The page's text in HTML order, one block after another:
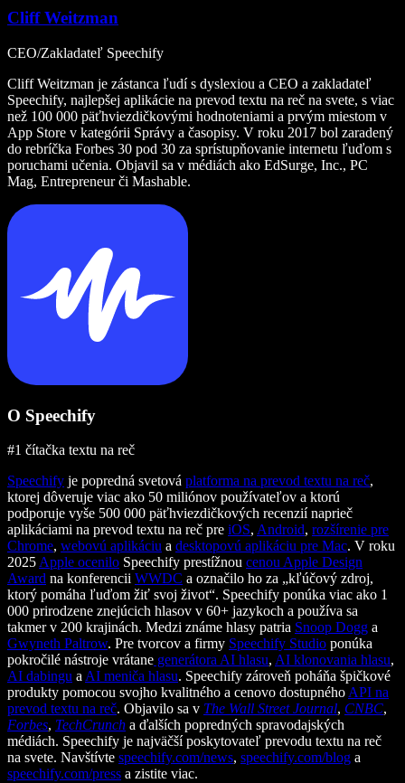
Cliff Weitzman
CEO/Zakladateľ Speechify
Cliff Weitzman je zástanca ľudí s dyslexiou a CEO a zakladateľ
Speechify, najlepšej aplikácie na prevod textu na reč na svete, s viac
než 100 000 päťhviezdičkovými hodnoteniami a prvým miestom v
App Store v kategórii Správy a časopisy. V roku 2017 bol zaradený
do rebríčka Forbes 30 pod 30 za sprístupňovanie internetu ľuďom s
poruchami učenia. Objavil sa v médiách ako EdSurge, Inc., PC
Mag, Entrepreneur či Mashable.
O Speechify
#1 čítačka textu na reč
Speechify je popredná svetová platforma na prevod textu na reč,
ktorej dôveruje viac ako 50 miliónov používateľov a ktorú
podporuje vyše 500 000 päťhviezdičkových recenzií naprieč
aplikáciami na prevod textu na reč pre iOS, Android, rozšírenie pre
Chrome, webovú aplikáciu a desktopovú aplikáciu pre Mac. V roku
2025 Apple ocenilo Speechify prestížnou cenou Apple Design
Award na konferencii WWDC a označilo ho za „kľúčový zdroj,
ktorý pomáha ľuďom žiť svoj život“. Speechify ponúka viac ako 1
000 prirodzene znejúcich hlasov v 60+ jazykoch a používa sa
takmer v 200 krajinách. Medzi známe hlasy patria Snoop Dogg a
Gwyneth Paltrow. Pre tvorcov a firmy Speechify Studio ponúka
pokročilé nástroje vrátane generátora AI hlasu, AI klonovania hlasu,
AI dabingu a AI meniča hlasu. Speechify zároveň poháňa špičkové
produkty pomocou svojho kvalitného a cenovo dostupného API na
prevod textu na reč. Objavilo sa v The Wall Street Journal, CNBC,
Forbes, TechCrunch a ďalších popredných spravodajských
médiách. Speechify je najväčší poskytovateľ prevodu textu na reč
na svete. Navštívte speechify.com/news, speechify.com/blog a
speechify.com/press a zistite viac.